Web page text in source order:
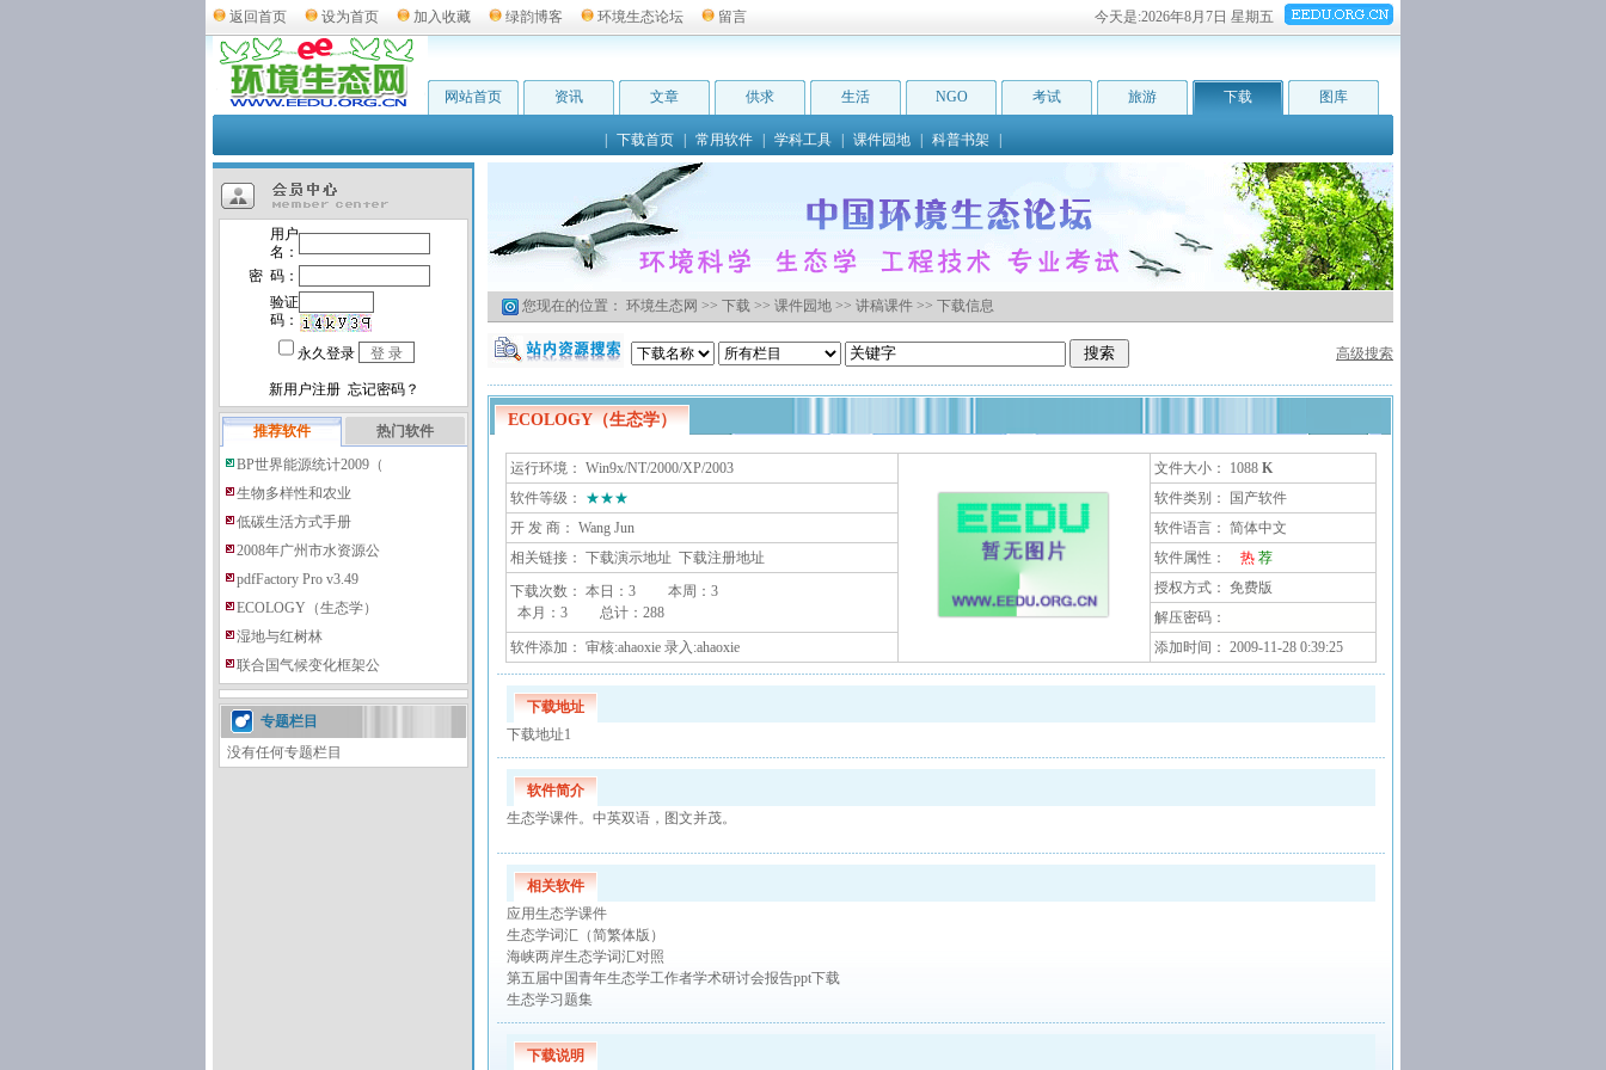
返回首页 设为首页 加入收藏 绿韵博客 环境生态论坛 留言 今天是:2026年8月7日 星期五
网站首页 资讯 文章 供求 生活 NGO 考试 旅游 下载 图库
下载首页 常用软件 学科工具 课件园地 科普书架
推荐软件
热门软件
BP世界能源统计2009（
生物多样性和农业
低碳生活方式手册
2008年广州市水资源公
pdfFactory Pro v3.49
ECOLOGY（生态学）
湿地与红树林
联合国气候变化框架公
专题栏目
没有任何专题栏目
您现在的位置： 环境生态网 >> 下载 >> 课件园地 >> 讲稿课件 >> 下载信息
高级搜索
ECOLOGY（生态学）
运行环境： Win9x/NT/2000/XP/2003 文件大小： 1088 K
软件等级：
★★★
软件类别： 国产软件
开 发 商： Wang Jun
软件语言： 简体中文
相关链接： 下载演示地址 下载注册地址 软件属性： 热 荐
下载次数： 本日： 3 本周： 3
本月： 3 总计： 288
授权方式： 免费版
解压密码：
软件添加： 审核:ahaoxie 录入:ahaoxie
添加时间： 2009-11-28 0:39:25
下载地址
下载地址1
软件简介
生态学课件。中英双语，图文并茂。
相关软件
应用生态学课件
生态学词汇（简繁体版）
海峡两岸生态学词汇对照
第五届中国青年生态学工作者学术研讨会报告ppt下载
生态学习题集
下载说明